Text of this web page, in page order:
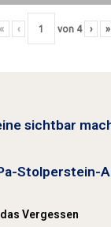
« ‹ von 4 › »
sichtbar
Stolperstein-
Vergessen